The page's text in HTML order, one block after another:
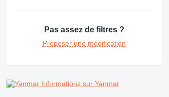
Pas assez de filtres ?
Proposer une modification
Informations sur Yanmar